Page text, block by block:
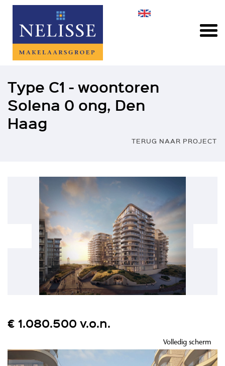
Type C1 - woontoren
Solena 0 ong, Den
Haag
TERUG NAAR PROJECT
€ 1.080.500 v.o.n.
Volledig scherm